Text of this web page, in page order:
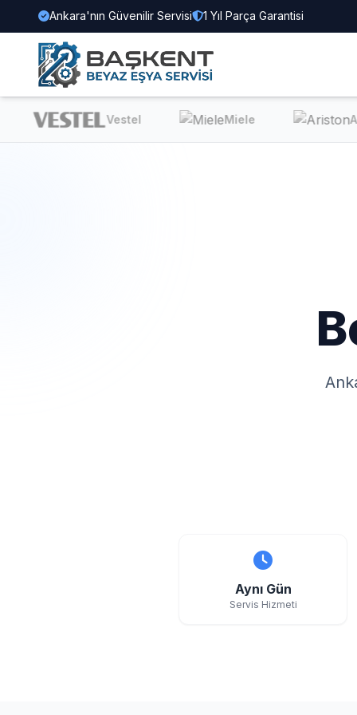
Ankara'nın Güvenilir Servisi 1 Yıl Parça Garantisi
Vestel Miele
Aynı Gün
Servis Hizmeti